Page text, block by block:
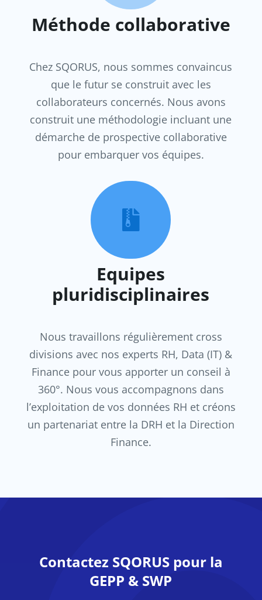
Méthode collaborative
Chez SQORUS, nous sommes convaincus
que le futur se construit avec les
collaborateurs concernés. Nous avons
construit une méthodologie incluant une
démarche de prospective collaborative
pour embarquer vos équipes.

Equipes
pluridisciplinaires
Nous travaillons régulièrement cross
divisions avec nos experts RH, Data (IT) &
Finance pour vous apporter un conseil à
360°. Nous vous accompagnons dans
l’exploitation de vos données RH et créons
un partenariat entre la DRH et la Direction
Finance.
Contactez SQORUS pour la
GEPP & SWP